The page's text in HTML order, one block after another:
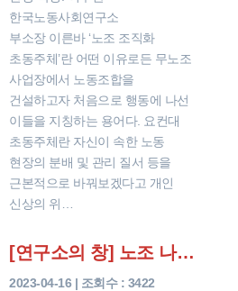
한국노동사회연구소
부소장 이른바 ‘노조 조직화
초동주체’란 어떤 이유로든 무노조
사업장에서 노동조합을
건설하고자 처음으로 행동에 나선
이들을 지칭하는 용어다. 요컨대
초동주체란 자신이 속한 노동
현장의 분배 및 관리 질서 등을
근본적으로 바꿔보겠다고 개인
신상의 위…
[연구소의 창] 노조 나무 곁에서, ‘낡은 생각’에 관해 생각하다
2023-04-16 | 조회수 : 3422